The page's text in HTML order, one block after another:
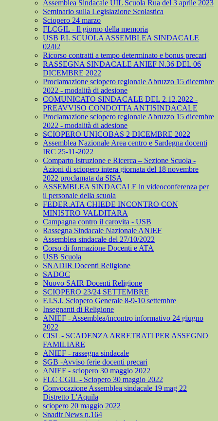
Assemblea Sindacale UIL Scuola Rua del 3 aprile 2023
Seminario sulla Legislazione Scolastica
Sciopero 24 marzo
FLCGIL - Il giorno della memoria
USB P.I. SCUOLA ASSEMBLEA SINDACALE
02/02
Ricorso contratti a tempo determinato e bonus precari
RASSEGNA SINDACALE ANIEF N.36 DEL 06
DICEMBRE 2022
Proclamazione sciopero regionale Abruzzo 15 dicembre
2022 - modalità di adesione
COMUNICATO SINDACALE DEL 2.12.2022 -
PREAVVISO CONDOTTA ANTISINDACALE
Proclamazione sciopero regionale Abruzzo 15 dicembre
2022 - modalità di adesione
SCIOPERO UNICOBAS 2 DICEMBRE 2022
Assemblea Nazionale Area centro e Sardegna docenti
IRC 25-11-2022
Comparto Istruzione e Ricerca – Sezione Scuola -
Azioni di sciopero intera giornata del 18 novembre
2022 proclamata da SISA
ASSEMBLEA SINDACALE in videoconferenza per
il personale della scuola
FEDER.ATA CHIEDE INCONTRO CON
MINISTRO VALDITARA
Campagna contro il carovita - USB
Rassegna Sindacale Nazionale ANIEF
Assemblea sindacale del 27/10/2022
Corso di formazione Docenti e ATA
USB Scuola
SNADIR Docenti Religione
SADOC
Nuovo SAIR Docenti Religione
SCIOPERO 23/24 SETTEMBRE
F.I.S.I. Sciopero Generale 8-9-10 settembre
Insegnanti di Religione
ANIEF - Assemblea/incontro informativo 24 giugno
2022
CISL - SCADENZA ARRETRATI PER ASSEGNO
FAMILIARE
ANIEF - rassegna sindacale
SGB -Avviso ferie docenti precari
ANIEF - sciopero 30 maggio 2022
FLC CGIL - Sciopero 30 maggio 2022
Convocazione Assemblea sindacale 19 mag 22
Distretto L'Aquila
sciopero 20 maggio 2022
Snadir News n.164